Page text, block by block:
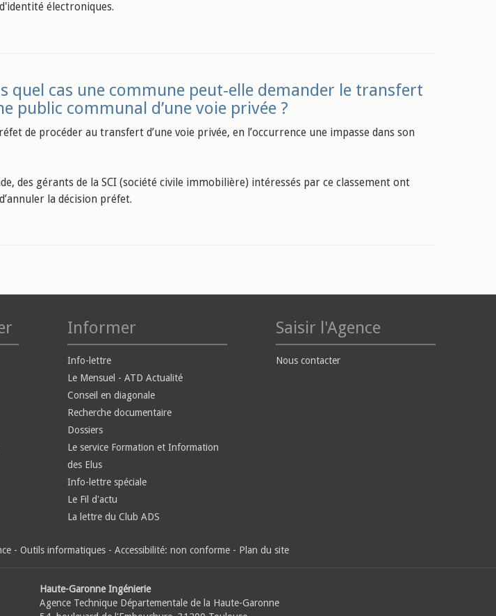
électroniques.
quel cas une commune peut-elle demander le transfert
public communal d’une voie privée ?
de procéder au transfert d’une voie privée, en l’occurrence une impasse dans son
des gérants de la SCI (société civile immobilière) intéressés par ce classement ont
la décision préfet.
Informer
Info-lettre
Le Mensuel - ATD Actualité
Conseil en diagonale
Recherche documentaire
Dossiers
Le service Formation et Information
des Elus
Info-lettre spéciale
Le Fil d'actu
La lettre du Club ADS
Saisir l'Agence
Nous contacter
- Outils informatiques - Accessibilité: non conforme - Plan du site
Haute-Garonne Ingénierie
Agence Technique Départementale de la Haute-Garonne